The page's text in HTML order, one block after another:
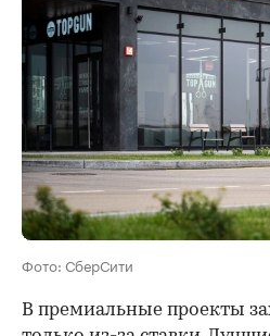
Фото: СберСити
В премиальные проекты